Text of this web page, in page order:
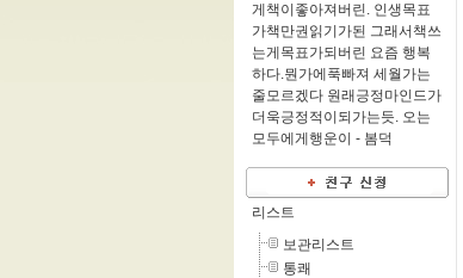
게책이좋아져버린. 인생목표
가책만권읽기가된 그래서책쓰
는게목표가되버린 요즘 행복
하다.뭔가에푹빠져 세월가는
줄모르겠다 원래긍정마인드가
더욱긍정적이되가는듯. 오는
모두에게행운이 - 봄덕
리스트
보관리스트
통쾌